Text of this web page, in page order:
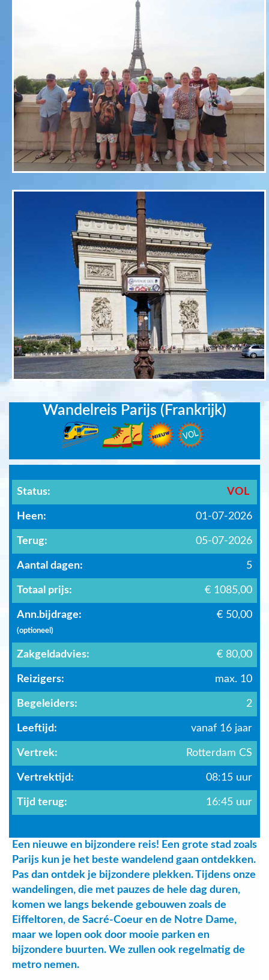
Wandelreis Parijs (Frankrijk)
Status: VOL
Heen: 01-07-2026
Terug: 05-07-2026
Aantal dagen: 5
Totaal prijs: € 1085,00
Ann.bijdrage:
(optioneel)
€ 50,00
Zakgeldadvies: € 80,00
Reizigers: max. 10
Begeleiders: 2
Leeftijd: vanaf 16 jaar
Vertrek: Rotterdam CS
Vertrektijd: 08:15 uur
Tijd terug: 16:45 uur
Een nieuwe en bijzondere reis! Een grote stad zoals
Parijs kun je het beste wandelend gaan ontdekken.
Pas dan ontdek je bijzondere plekken. Tijdens onze
wandelingen, die met pauzes de hele dag duren,
komen we langs bekende gebouwen zoals de
Eiffeltoren, de Sacré-Coeur en de Notre Dame,
maar we lopen ook door mooie parken en
bijzondere buurten. We zullen ook regelmatig de
metro nemen.